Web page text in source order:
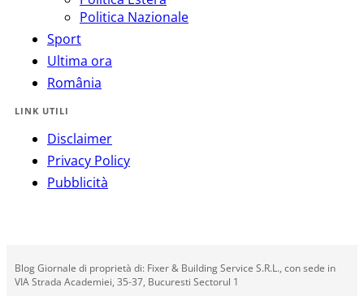
Politica Nazionale
Sport
Ultima ora
România
LINK UTILI
Disclaimer
Privacy Policy
Pubblicità
Blog Giornale di proprietà di: Fixer & Building Service S.R.L., con sede in
VIA Strada Academiei, 35-37, Bucuresti Sectorul 1